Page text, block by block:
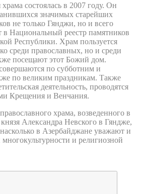
состоялась в 2007 году. Он
значимых старейших
не только Гянджи, но и всего
в Национальный реестр памятников
Республики. Храм пользуется
среди православных, но и среди
посещают этот Божий дом.
по субботним и
по великим праздникам. Также
деятельность, проводятся
Крещения и Венчания.
храма, возведенного в
князя Александра Невского в Гяндже,
в Азербайджане уважают и
и религиозной